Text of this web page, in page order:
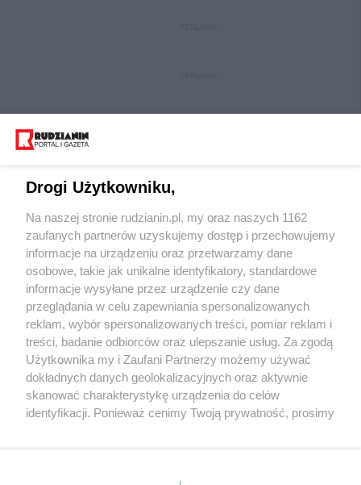
Wydawca mediów lokalnych
Nie zapomnij
zapoznać się z:
polityką prywatności regulamin korzystania z portali
Twojemiasto
Piekary Śląskie
Chorzów
Tarnowskie Góry
Skontakuj sięz nami
Kontakt
Wydawca
Redakcja
Drogi Użytkowniku,
Na naszej stronie rudzianin.pl, my oraz naszych 1162
zaufanych partnerów uzyskujemy dostęp i przechowujemy
informacje na urządzeniu oraz przetwarzamy dane
osobowe, takie jak unikalne identyfikatory, standardowe
informacje wysyłane przez urządzenie czy dane
przeglądania w celu zapewniania spersonalizowanych
reklam, wybór spersonalizowanych treści, pomiar reklam i
treści, badanie odbiorców oraz ulepszanie usług. Za zgodą
Użytkownika my i Zaufani Partnerzy możemy używać
dokładnych danych geolokalizacyjnych oraz aktywnie
skanować charakterystykę urządzenia do celów
identyfikacji. Ponieważ cenimy Twoją prywatność, prosimy